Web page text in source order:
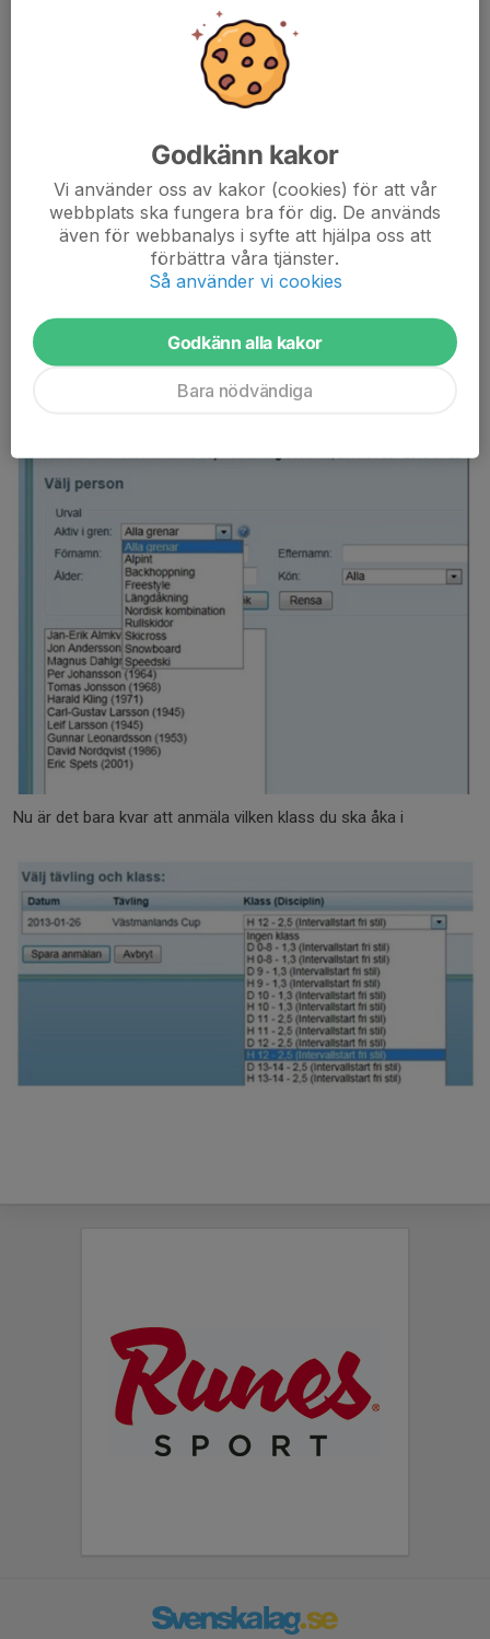
Om ditt namn inte dyker upp i listan välj då "Alla grenar" och tryck
När ditt namn syns markera namnet och tryck på "Anmäl mig".
har lagt in dig i idrottonline (dessutom måste du ha angett ditt
personnummer till klubben för att kunna synas här).
Nu är det bara kvar att anmäla vilken klass du ska åka i
Godkänn kakor
Vi använder oss av kakor (cookies) för att vår
webbplats ska fungera bra för dig. De används
även för webbanalys i syfte att hjälpa oss att
förbättra våra tjänster.
Så använder vi cookies
Godkänn alla kakor
Bara nödvändiga